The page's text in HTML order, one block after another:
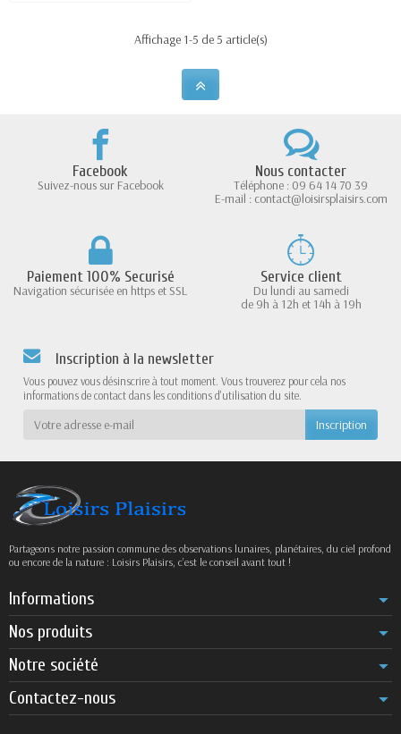
Affichage 1-5 de 5 article(s)
Facebook
Suivez-nous sur Facebook
Nous contacter
Téléphone : 09 64 14 70 39
E-mail : contact@loisirsplaisirs.com
Paiement 100% Securisé
Navigation sécurisée en https et SSL
Service client
Du lundi au samedi
de 9h à 12h et 14h à 19h
Inscription à la newsletter
Vous pouvez vous désinscrire à tout moment. Vous trouverez pour cela nos
informations de contact dans les conditions d'utilisation du site.
Partageons notre passion commune des observations lunaires, planétaires, du ciel profond
ou encore de la nature : Loisirs Plaisirs, c’est le conseil avant tout !
Informations
Nos produits
Notre société
Contactez-nous